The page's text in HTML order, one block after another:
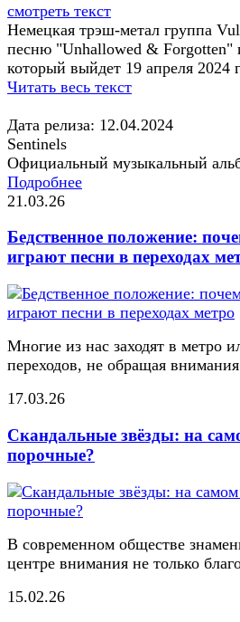
смотреть текст
Немецкая трэш-метал группа
песню "Unhallowed & Forgotten"
который выйдет 19 апреля 2024
Читать весь текст
Дата релиза: 12.04.2024
Sentinels
Официальный музыкальный
Подробнее
21.03.26
Бедственное положение:
играют песни в переходах
Многие из нас заходят в метро
переходов, не обращая
17.03.26
Скандальные звёзды: на
порочные?
В современном обществе
центре внимания не только
15.02.26